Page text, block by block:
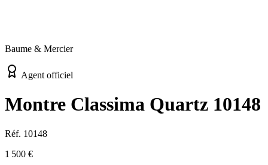
Baume & Mercier
Agent officiel
Montre Classima Quartz 10148
Réf. 10148
1 500 €